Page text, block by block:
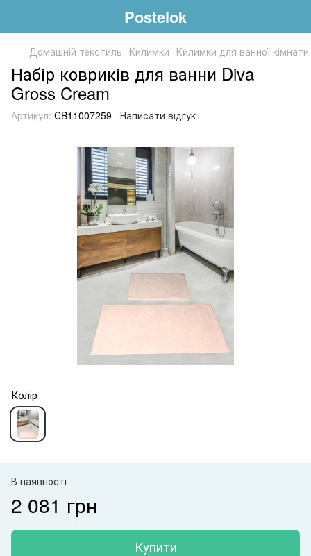
Postelok
Домашній текстиль Килимки Килимки для ванної кімнати
Набір ковриків для ванни Diva
Gross Cream
Артикул: CB11007259 Написати відгук
Колір
В наявності
2 081 грн
Купити